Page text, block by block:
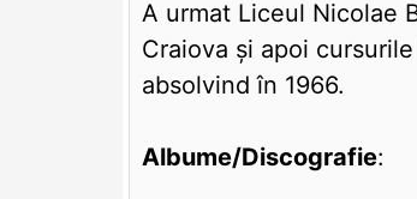
A urmat Liceul Nicolae
Craiova și apoi
absolvind în 1966.
Albume/Discografie: